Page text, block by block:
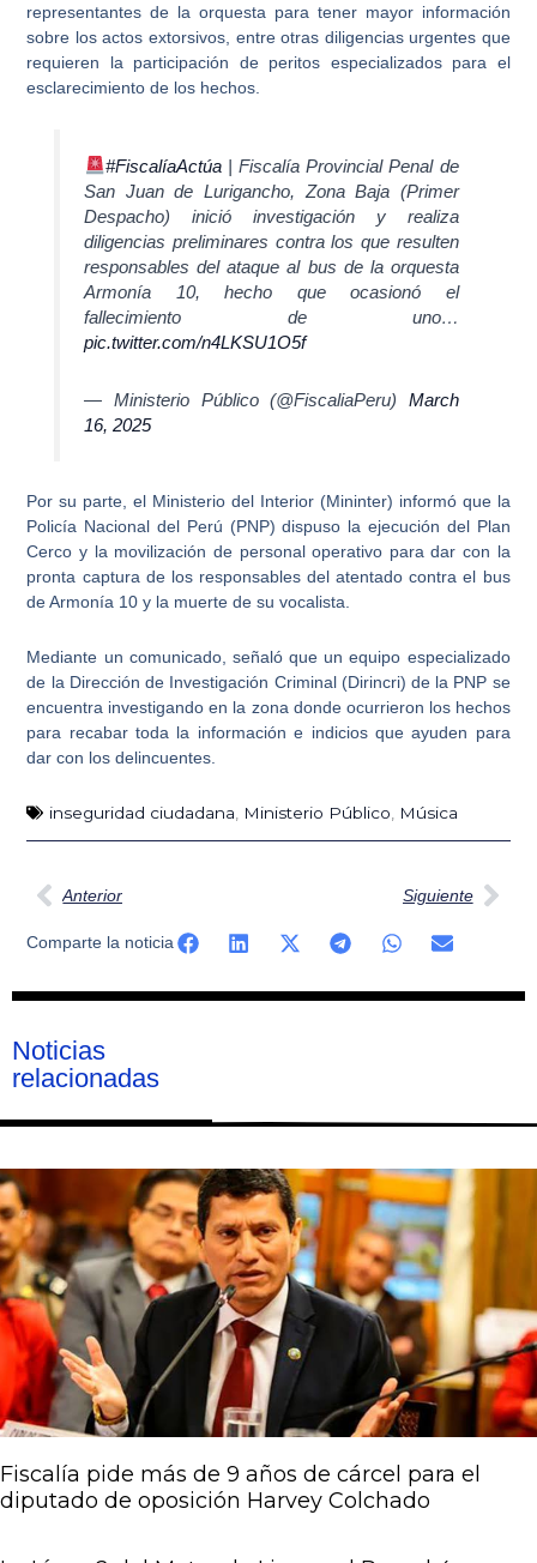
representantes de la orquesta para tener mayor información
sobre los actos extorsivos, entre otras diligencias urgentes que
requieren la participación de peritos especializados para el
esclarecimiento de los hechos.
#FiscalíaActúa | Fiscalía Provincial Penal de
San Juan de Lurigancho, Zona Baja (Primer
Despacho) inició investigación y realiza
diligencias preliminares contra los que resulten
responsables del ataque al bus de la orquesta
Armonía 10, hecho que ocasionó el
fallecimiento de uno…
pic.twitter.com/n4LKSU1O5f
— Ministerio Público (@FiscaliaPeru) March
16, 2025
Por su parte, el Ministerio del Interior (Mininter) informó que la
Policía Nacional del Perú (PNP) dispuso la ejecución del Plan
Cerco y la movilización de personal operativo para dar con la
pronta captura de los responsables del atentado contra el bus
de Armonía 10 y la muerte de su vocalista.
Mediante un comunicado, señaló que un equipo especializado
de la Dirección de Investigación Criminal (Dirincri) de la PNP se
encuentra investigando en la zona donde ocurrieron los hechos
para recabar toda la información e indicios que ayuden para
dar con los delincuentes.
inseguridad ciudadana Ministerio Público Música
Ant
Anterior Siguiente
Comparte la noticia
Noticias
relacionadas
Fiscalía pide más de 9 años de cárcel para el
diputado de oposición Harvey Colchado
Página
Página
Página
Página
Página